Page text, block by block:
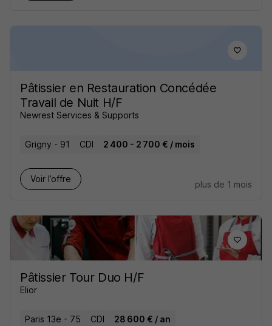
Pâtissier en Restauration Concédée
Travail de Nuit H/F
Newrest Services & Supports
Grigny - 91 CDI 2 400 - 2 700 € / mois
Voir l’offre
plus de 1 mois
Pâtissier Tour Duo H/F
Elior
Paris 13e - 75 CDI 28 600 € / an